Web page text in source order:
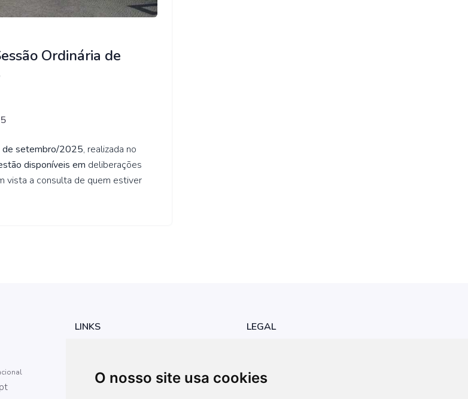
O nosso site usa cookies
Ordinária de
de setembro/2025, realizada no
disponíveis em deliberações
vista a consulta de quem estiver
LINKS
Regimento da AM
LEGAL
Atualizar definições dos cookies